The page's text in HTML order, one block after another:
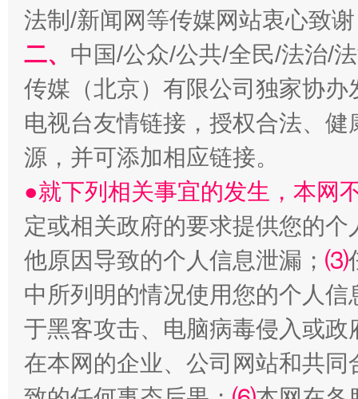
法制/新闻网等传媒网站衷心致
二、 中国/公众/公共/全民/法治/
传媒（北京）有限公司独家协
电视台友情链接，授权合法、
源，并可添加相应链接。
●就下列相关事宜的发生，本网
定或相关政府的要求提供您的个
他原因导致的个人信息泄漏； ⑶
中所列明的情况使用您的个人
于黑客攻击、电脑病毒侵入或
在本网的企业、公司网站和共